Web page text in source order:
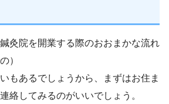
灸院を開業する際のおおまかな流れ
）
もあるでしょうから、まずはお住ま
絡してみるのがいいでしょう。